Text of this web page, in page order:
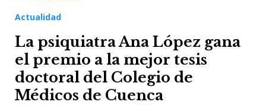
Actualidad
La psiquiatra Ana López gana
el premio a la mejor tesis
doctoral del Colegio de
Médicos de Cuenca